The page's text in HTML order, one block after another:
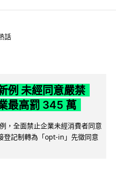
話
例 未經同意嚴禁
最高罰 345 萬
，全面禁止企業未經消費者同意
記制轉為「opt-in」先徵同意